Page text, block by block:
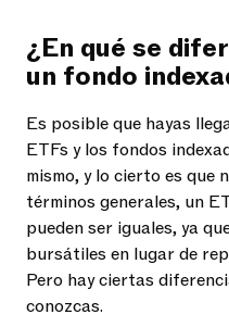
¿En qué se
un fondo
Es posible que hayas
ETFs y los fondos
mismo, y lo cierto es que
términos generales, un
pueden ser iguales, ya
bursátiles en lugar de
Pero hay ciertas
conozcas.